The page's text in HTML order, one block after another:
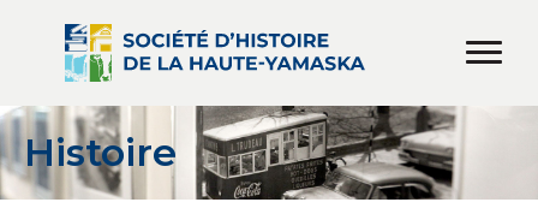
Histoire